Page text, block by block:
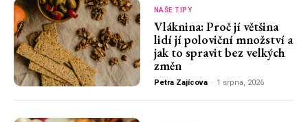
NAŠE TIPY
Vláknina: Proč jí většina
lidí jí poloviční množství a
jak to spravit bez velkých
změn
Petra Zajícova - 1 srpna, 2026